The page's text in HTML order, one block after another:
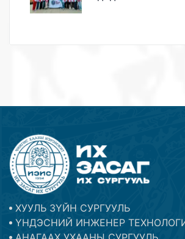
ХУУЛЬ ЗҮЙН СУРГУУЛЬ
ҮНДЭСНИЙ ИНЖЕНЕР